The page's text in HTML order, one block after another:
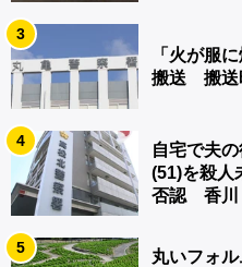
3
「火が服
搬送 搬送
4
自宅で夫
(51)を殺
否認 香川
5
丸いフォ